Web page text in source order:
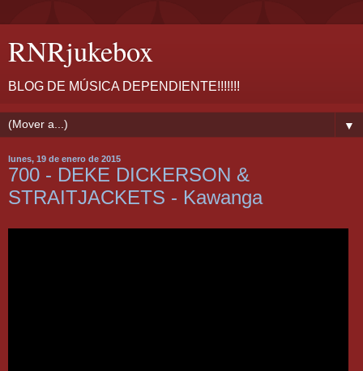
RNRjukebox
BLOG DE MÚSICA DEPENDIENTE!!!!!!!
▼
lunes, 19 de enero de 2015
700 - DEKE DICKERSON &
STRAITJACKETS - Kawanga